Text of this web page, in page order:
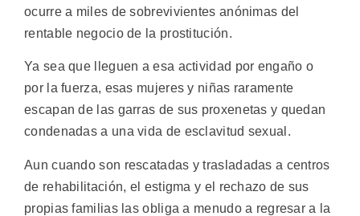
ocurre a miles de sobrevivientes anónimas del
rentable negocio de la prostitución.
Ya sea que lleguen a esa actividad por engaño o
por la fuerza, esas mujeres y niñas raramente
escapan de las garras de sus proxenetas y quedan
condenadas a una vida de esclavitud sexual.
Aun cuando son rescatadas y trasladadas a centros
de rehabilitación, el estigma y el rechazo de sus
propias familias las obliga a menudo a regresar a la